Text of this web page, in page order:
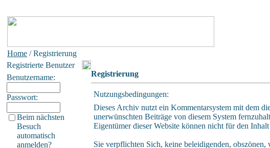
Home / Registrierung
Registrierte Benutzer
Benutzername:
Passwort:
Beim nächsten
Besuch
automatisch
anmelden?
Registrierung
Nutzungsbedingungen:
Dieses Archiv nutzt ein Kommentarsystem mit dem
unerwünschten Beiträge von diesem System
Eigentümer dieser Website können nicht für den
Sie verpflichten Sich, keine beleidigenden,